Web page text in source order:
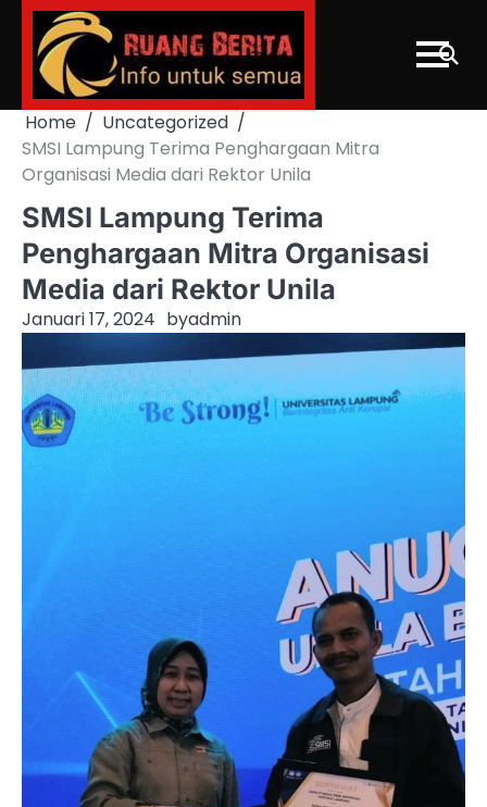
Skip
content
Home
Uncategorized
SMSI Lampung Terima Penghargaan Mitra
Organisasi Media dari Rektor Unila
SMSI Lampung Terima
Penghargaan Mitra Organisasi
Media dari Rektor Unila
Januari 17, 2024 byadmin